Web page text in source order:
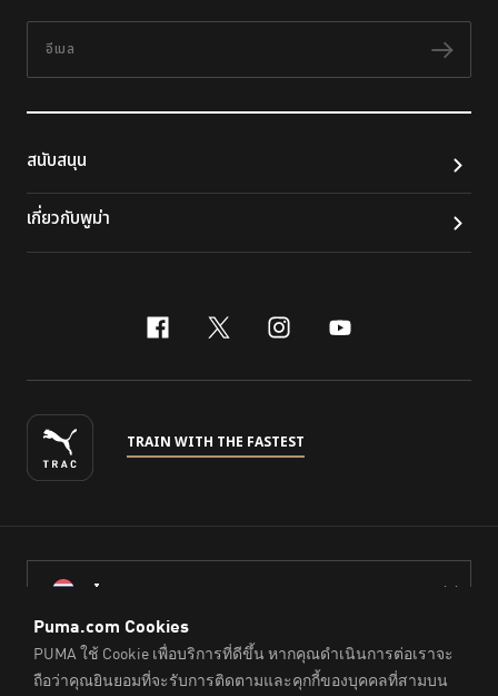
ติดต
สนับสนุน
เกี่ยวกับพูม่า
facebook
x-twitter
instagram
youtube
TRAIN WITH THE FASTEST
ไทย
© PUMA Sports (Thailand) Co., Ltd.,2026. All Rights Reserved.
Company Reg. No. 0105564148338